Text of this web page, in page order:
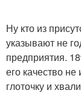
Ну кто из
указывают не
предприятия.
его качество
глоточку и